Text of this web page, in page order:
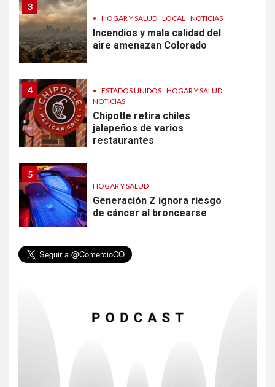
3
• HOGAR Y SALUD LOCAL NOTICIAS
Incendios y mala calidad del
aire amenazan Colorado
4 • ESTADOS UNIDOS HOGAR Y SALUD
NOTICIAS
Chipotle retira chiles
jalapeños de varios
restaurantes
5
HOGAR Y SALUD
Generación Z ignora riesgo
de cáncer al broncearse
6
precio